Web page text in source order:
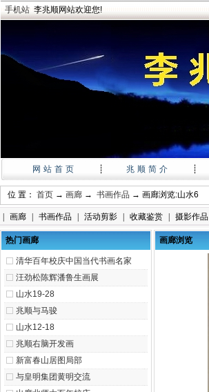
手机站 李兆顺网站欢迎您!
网站首页 ┊ 兆顺简介 ┊
位 置： 首页 → 画廊 → 书画作品 → 画廊浏览:山水6
画廊 书画作品 活动剪影 收藏鉴赏 摄影作品
热门画廊
清华百年校庆中国当代书画名家
汪劲松陈辉潘鲁生画展
山水19-28
兆顺与马骏
山水12-18
兆顺右脑开发画
新富春山居图局部
与皇明集团黄明交流
画廊浏览